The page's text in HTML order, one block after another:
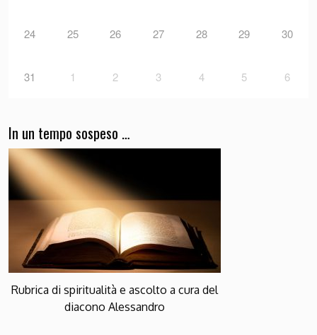
24 25 26 27 28 29 30
31 1 2 3 4 5 6
In un tempo sospeso …
Rubrica di spiritualità e ascolto a cura del
diacono Alessandro